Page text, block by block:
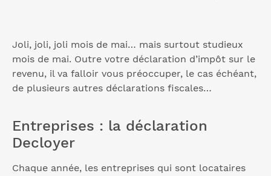
Joli, joli, joli mois de mai… mais surtout studieux
mois de mai. Outre votre déclaration d’impôt sur le
revenu, il va falloir vous préoccuper, le cas échéant,
de plusieurs autres déclarations fiscales…
Entreprises : la déclaration
Decloyer
Chaque année, les entreprises qui sont locataires